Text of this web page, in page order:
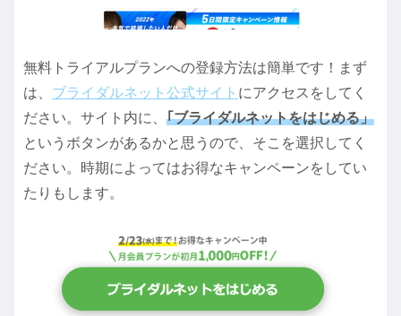
無料トライアルプランへの登録方法は簡単です！まず
は、 ブライダルネット公式サイト にアクセスをしてく
ださい。サイト内に、 ｢ブライダルネットをはじめる」
というボタンがあるかと思うので、そこを選択してく
ださい。時期によってはお得なキャンペーンをしてい
たりもします。